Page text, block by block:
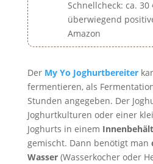
Schnellcheck: ca.
überwiegend
Amazon
Der My Yo Joghurtbereiter
fermentieren, als
Stunden angegeben. Der
Joghurtkulturen oder einer
Joghurts in einem
gemischt. Dann benötigt man
Wasser(Wasserkocher oder